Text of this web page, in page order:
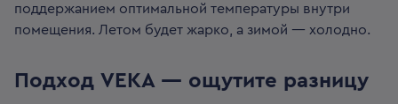
поддержанием оптимальной температуры внутри
помещения. Летом будет жарко, а зимой — холодно.
Подход VEKA — ощутите разницу